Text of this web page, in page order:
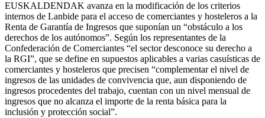
EUSKALDENDAK avanza en la modificación de los criterios
internos de Lanbide para el acceso de comerciantes y hosteleros a la
Renta de Garantía de Ingresos que suponían un “obstáculo a los
derechos de los autónomos”. Según los representantes de la
Confederación de Comerciantes “el sector desconoce su derecho a
la RGI”, que se define en supuestos aplicables a varias casuísticas de
comerciantes y hosteleros que precisen “complementar el nivel de
ingresos de las unidades de convivencia que, aun disponiendo de
ingresos procedentes del trabajo, cuentan con un nivel mensual de
ingresos que no alcanza el importe de la renta básica para la
inclusión y protección social”.